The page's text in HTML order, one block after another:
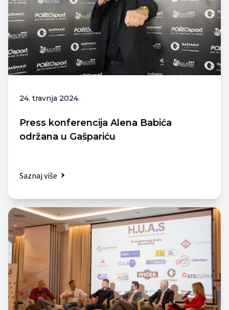
24. travnja 2024.
Press konferencija Alena Babića
održana u Gašpariću
Saznaj više